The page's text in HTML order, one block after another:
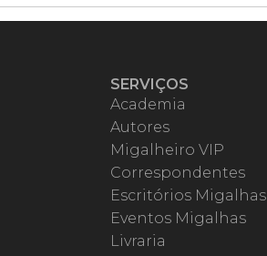
SERVIÇOS
Academia
Autores
Migalheiro VIP
Correspondentes
Escritórios Migalhas
Eventos Migalhas
Livraria